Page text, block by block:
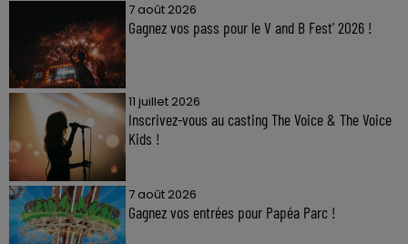
7 août 2026
Gagnez vos pass pour le V and B Fest' 2026 !
11 juillet 2026
Inscrivez-vous au casting The Voice & The Voice
Kids !
7 août 2026
Gagnez vos entrées pour Papéa Parc !